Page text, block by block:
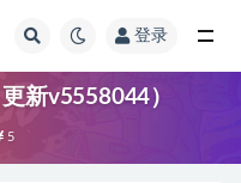
登录
新v5558044）
5